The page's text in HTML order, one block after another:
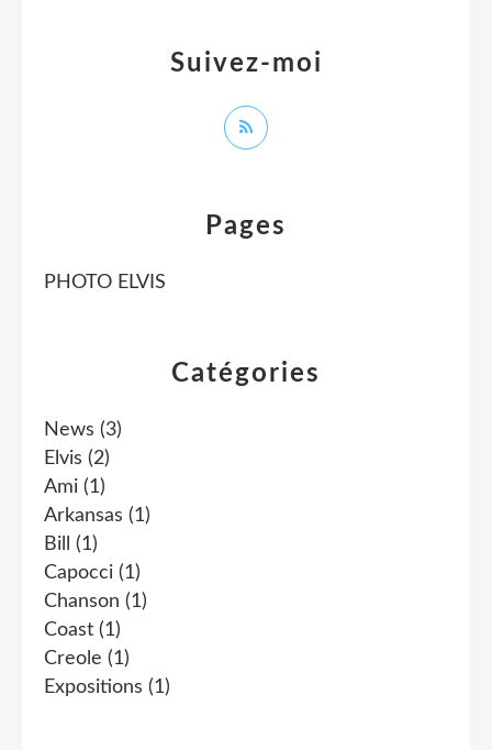
Catégories
News (3)
Elvis (2)
Ami (1)
Arkansas (1)
Bill
(1)
Capocci (1)
Chanson (1)
Coast (1)
Creole (1)
Expositions (1)
Pages
PHOTO ELVIS
Suivez-moi